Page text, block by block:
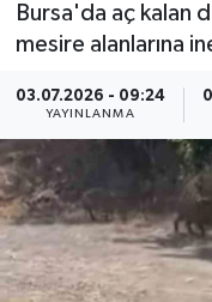
Bursa'da aç kalan
mesire alanlarına
03.07.2026 - 09:24
YAYINLANMA
Advertising
Canlı Maç
Dış Haberler
Dünya
Haber Arşivi